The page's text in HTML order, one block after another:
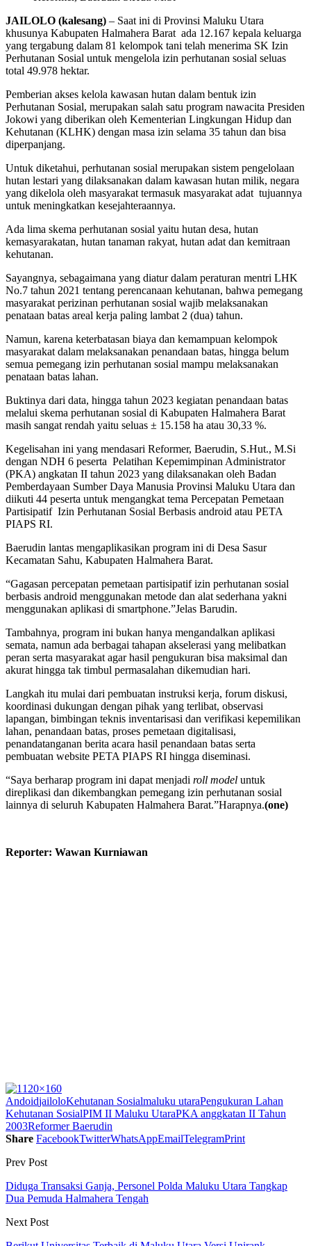
JAILOLO (kalesang) – Saat ini di Provinsi Maluku Utara
khusunya Kabupaten Halmahera Barat ada 12.167 kepala keluarga
yang tergabung dalam 81 kelompok tani telah menerima SK Izin
Perhutanan Sosial untuk mengelola izin perhutanan sosial seluas
total 49.978 hektar.
Pemberian akses kelola kawasan hutan dalam bentuk izin
Perhutanan Sosial, merupakan salah satu program nawacita Presiden
Jokowi yang diberikan oleh Kementerian Lingkungan Hidup dan
Kehutanan (KLHK) dengan masa izin selama 35 tahun dan bisa
diperpanjang.
Untuk diketahui, perhutanan sosial merupakan sistem pengelolaan
hutan lestari yang dilaksanakan dalam kawasan hutan milik, negara
yang dikelola oleh masyarakat termasuk masyarakat adat tujuannya
untuk meningkatkan kesejahteraannya.
Ada lima skema perhutanan sosial yaitu hutan desa, hutan
kemasyarakatan, hutan tanaman rakyat, hutan adat dan kemitraan
kehutanan.
Sayangnya, sebagaimana yang diatur dalam peraturan mentri LHK
No.7 tahun 2021 tentang perencanaan kehutanan, bahwa pemegang
masyarakat perizinan perhutanan sosial wajib melaksanakan
penataan batas areal kerja paling lambat 2 (dua) tahun.
Namun, karena keterbatasan biaya dan kemampuan kelompok
masyarakat dalam melaksanakan penandaan batas, hingga belum
semua pemegang izin perhutanan sosial mampu melaksanakan
penataan batas lahan.
Buktinya dari data, hingga tahun 2023 kegiatan penandaan batas
melalui skema perhutanan sosial di Kabupaten Halmahera Barat
masih sangat rendah yaitu seluas ± 15.158 ha atau 30,33 %.
Kegelisahan ini yang mendasari Reformer, Baerudin, S.Hut., M.Si
dengan NDH 6 peserta Pelatihan Kepemimpinan Administrator
(PKA) angkatan II tahun 2023 yang dilaksanakan oleh Badan
Pemberdayaan Sumber Daya Manusia Provinsi Maluku Utara dan
diikuti 44 peserta untuk mengangkat tema Percepatan Pemetaan
Partisipatif Izin Perhutanan Sosial Berbasis android atau PETA
PIAPS RI.
Baerudin lantas mengaplikasikan program ini di Desa Sasur
Kecamatan Sahu, Kabupaten Halmahera Barat.
“Gagasan percepatan pemetaan partisipatif izin perhutanan sosial
berbasis android menggunakan metode dan alat sederhana yakni
menggunakan aplikasi di smartphone.”Jelas Barudin.
Tambahnya, program ini bukan hanya mengandalkan aplikasi
semata, namun ada berbagai tahapan akselerasi yang melibatkan
peran serta masyarakat agar hasil pengukuran bisa maksimal dan
akurat hingga tak timbul permasalahan dikemudian hari.
Langkah itu mulai dari pembuatan instruksi kerja, forum diskusi,
koordinasi dukungan dengan pihak yang terlibat, observasi
lapangan, bimbingan teknis inventarisasi dan verifikasi kepemilikan
lahan, penandaan batas, proses pemetaan digitalisasi,
penandatanganan berita acara hasil penandaan batas serta
pembuatan website PETA PIAPS RI hingga diseminasi.
“Saya berharap program ini dapat menjadi roll model untuk
direplikasi dan dikembangkan pemegang izin perhutanan sosial
lainnya di seluruh Kabupaten Halmahera Barat.”Harapnya.(one)
Reporter: Wawan Kurniawan
AndoidjailoloKehutanan Sosialmaluku utaraPengukuran Lahan
Kehutanan SosialPIM II Maluku UtaraPKA anggkatan II Tahun
2003Reformer Baerudin
Share FacebookTwitterWhatsAppEmailTelegramPrint
Prev Post
Diduga Transaksi Ganja, Personel Polda Maluku Utara Tangkap
Dua Pemuda Halmahera Tengah
Next Post